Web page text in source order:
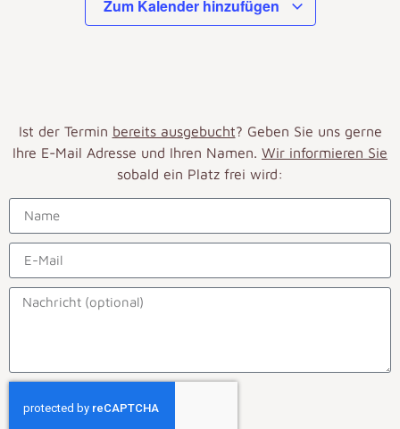
Zum Kalender hinzufügen
Ist der Termin bereits ausgebucht? Geben Sie uns gerne
Ihre E-Mail Adresse und Ihren Namen. Wir informieren Sie
sobald ein Platz frei wird: